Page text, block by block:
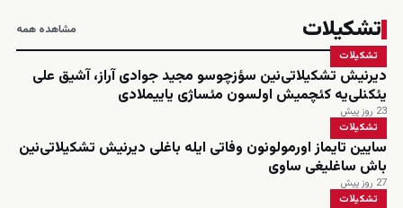
تشکیلات مشاهده همه
تشکیلات
دیرنیش تشکیلاتی‌نین سؤزچوسو مجید جوادی آراز، آشیق علی
یئکنلی‌یه کئچمیش اولسون مئساژی یاییملادی
23 روز پیش
تشکیلات
سایین تایماز اورمولونون وفاتی ایله باغلی دیرنیش تشکیلاتی‌نین
باش ساغلیغی ساوی
27 روز پیش
تشکیلات